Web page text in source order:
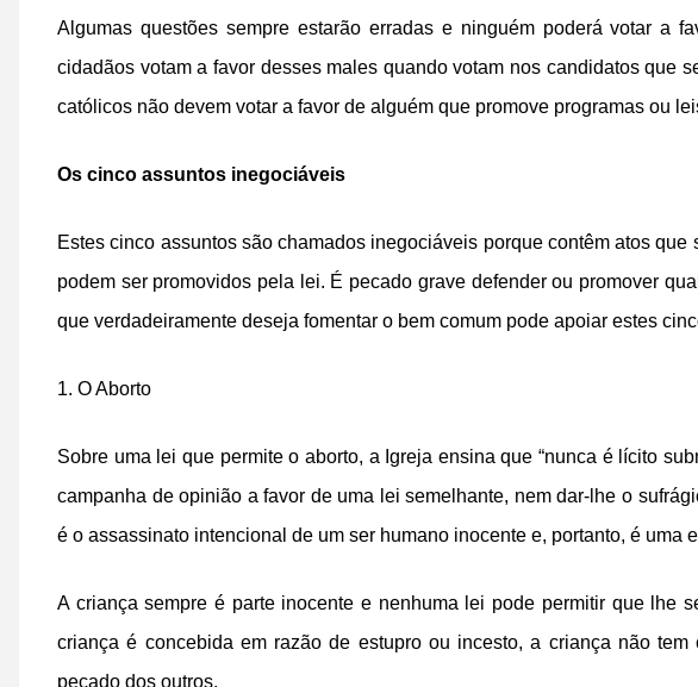
Algumas questões sempre estarão erradas e ninguém poderá votar a
cidadãos votam a favor desses males quando votam nos candidatos que
católicos não devem votar a favor de alguém que promove programas ou
Os cinco assuntos inegociáveis
Estes cinco assuntos são chamados inegociáveis porque contêm atos que
podem ser promovidos pela lei. É pecado grave defender ou promover
que verdadeiramente deseja fomentar o bem comum pode apoiar estes
1. O Aborto
Sobre uma lei que permite o aborto, a Igreja ensina que “nunca é lícito
campanha de opinião a favor de uma lei semelhante, nem dar-lhe o
é o assassinato intencional de um ser humano inocente e, portanto, é uma
A criança sempre é parte inocente e nenhuma lei pode permitir que lhe
criança é concebida em razão de estupro ou incesto, a criança não
pecado dos outros.